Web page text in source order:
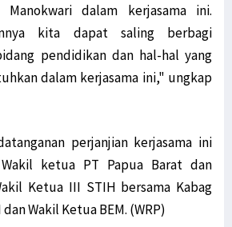
Manokwari dalam kerjasama ini.
kita dapat saling berbagi
pendidikan dan hal-hal yang
dalam kerjasama ini," ungkap
perjanjian kerjasama ini
ketua PT Papua Barat dan
Ketua III STIH bersama Kabag
Wakil Ketua BEM. (WRP)